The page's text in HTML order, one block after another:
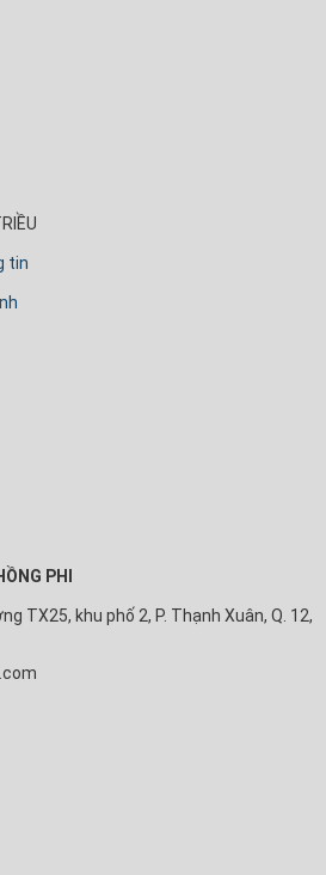
tin
PHI
TX25, khu phố 2, P. Thạnh Xuân, Q. 12,